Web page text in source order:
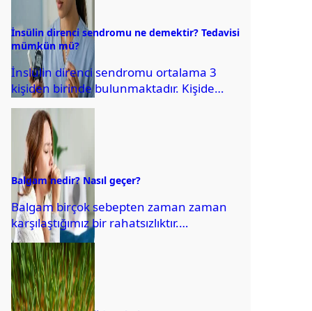
İnsülin direnci sendromu ne demektir? Tedavisi
mümkün mü?
İnslülin direnci sendromu ortalama 3
kişiden birinde bulunmaktadır. Kişide
insülin direnci olup olmadığının teşhis
edilebilmesi için aile bireylerinde...
Balgam nedir? Nasıl geçer?
Balgam birçok sebepten zaman zaman
karşılaştığımız bir rahatsızlıktır.
Balgamdan kurtulmanın birçok yöntemi
vardır. Kişinin burun ve göğüs yollarını...